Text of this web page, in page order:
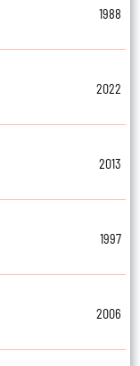
1988
2022
2013
1997
2006